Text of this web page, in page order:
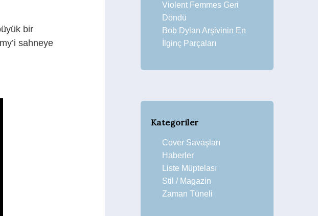
bir
sahneye
Violent Femmes Geri
Döndü
Bob Dylan Arşivinin En
İlginç Parçaları
Kategoriler
Cover Savaşları
Haberler
Liste Müptelası
Stil / Magazin
Zaman Tüneli